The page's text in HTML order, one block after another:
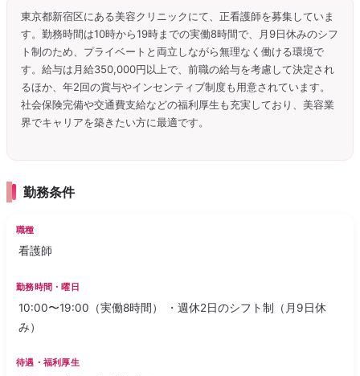
東京都新宿区にある美容クリニックにて、正看護師を募集していま
す。勤務時間は10時から19時までの実働8時間で、月9日休みのシフ
ト制のため、プライベートと両立しながら無理なく働ける環境で
す。給与は月給350,000円以上で、前職の給与を考慮して決定され
るほか、年2回の賞与やインセンティブ制度も用意されています。
社会保険完備や交通費支給などの福利厚生も充実しており、美容業
界でキャリアを築きたい方に最適です。
勤務条件
職種
看護師
勤務時間・曜日
10:00〜19:00（実働8時間） ・週休2日のシフト制（月9日休
み）
待遇・福利厚生